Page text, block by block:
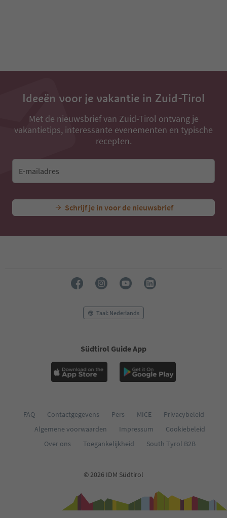
Ideeën voor je vakantie in Zuid-Tirol
Met de nieuwsbrief van Zuid-Tirol ontvang je
vakantietips, interessante evenementen en typische
recepten.
E-mailadres
Schrijf je in voor de nieuwsbrief
Taal: Nederlands
Südtirol Guide App
FAQ Contactgegevens Pers MICE
Privacybeleid
Algemene voorwaarden
Impressum
Cookiebeleid
Over ons
Toegankelijkheid South Tyrol B2B
© 2026 IDM Südtirol